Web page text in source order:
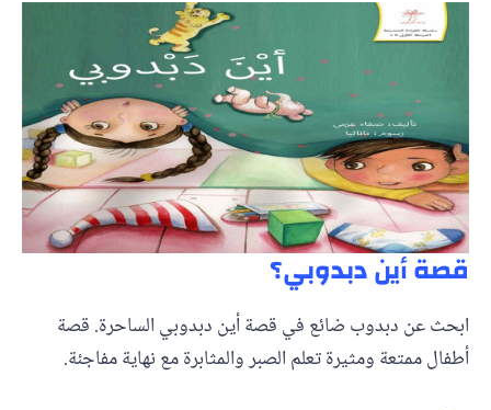
قصة أين دبدوبي؟
ابحث عن دبدوب ضائع في قصة أين دبدوبي الساحرة. قصة
أطفال ممتعة ومثيرة تعلم الصبر والمثابرة مع نهاية مفاجئة.